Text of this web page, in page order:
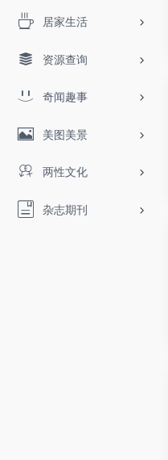
居家生活
资源查询
奇闻趣事
美图美景
两性文化
杂志期刊